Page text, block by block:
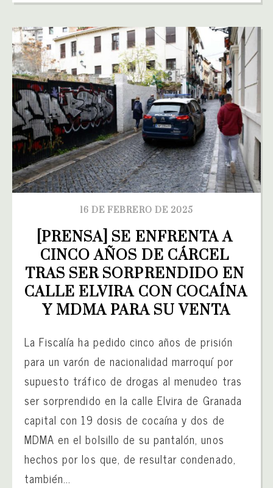
16 DE FEBRERO DE 2025
[PRENSA] SE ENFRENTA A
CINCO AÑOS DE CÁRCEL
TRAS SER SORPRENDIDO EN
CALLE ELVIRA CON COCAÍNA
Y MDMA PARA SU VENTA
La Fiscalía ha pedido cinco años de prisión
para un varón de nacionalidad marroquí por
supuesto tráfico de drogas al menudeo tras
ser sorprendido en la calle Elvira de Granada
capital con 19 dosis de cocaína y dos de
MDMA en el bolsillo de su pantalón, unos
hechos por los que, de resultar condenado,
también...